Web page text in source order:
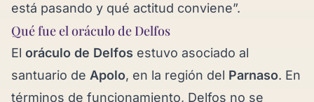
está pasando y qué actitud conviene”.
Qué fue el oráculo de Delfos
El oráculo de Delfos estuvo asociado al
santuario de Apolo, en la región del Parnaso. En
términos de funcionamiento, Delfos no se